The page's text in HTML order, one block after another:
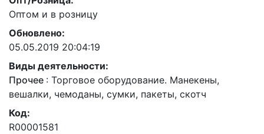
Оптом и в розницу
Обновлено:
05.05.2019 20:04:19
Виды деятельности:
Прочее : Торговое оборудование. Манекены,
вешалки, чемоданы, сумки, пакеты, скотч
Код:
R00001581